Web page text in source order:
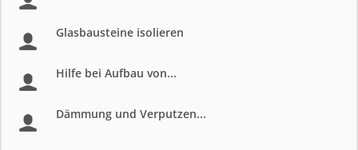
Glasbausteine isolieren
Hilfe bei Aufbau von...
Dämmung und Verputzen...